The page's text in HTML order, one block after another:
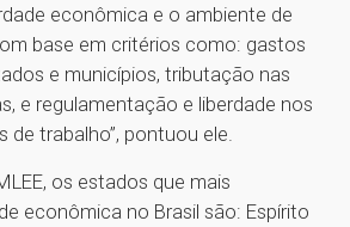
econômica e o ambiente de
base em critérios como: gastos
e municípios, tributação nas
e regulamentação e liberdade nos
trabalho”, pontuou ele.
os estados que mais
econômica no Brasil são: Espírito